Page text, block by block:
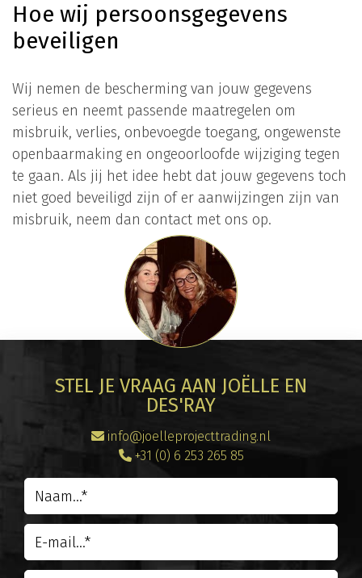
Hoe wij persoonsgegevens
beveiligen
Wij nemen de bescherming van jouw gegevens
serieus en neemt passende maatregelen om
misbruik, verlies, onbevoegde toegang, ongewenste
openbaarmaking en ongeoorloofde wijziging tegen
te gaan. Als jij het idee hebt dat jouw gegevens toch
niet goed beveiligd zijn of er aanwijzingen zijn van
misbruik, neem dan contact met ons op.
STEL JE VRAAG AAN JOËLLE EN
DES'RAY
info@joelleprojecttrading.nl
+31 (0) 6 253 265 85